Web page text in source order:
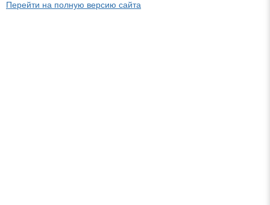
Перейти на полную версию сайта